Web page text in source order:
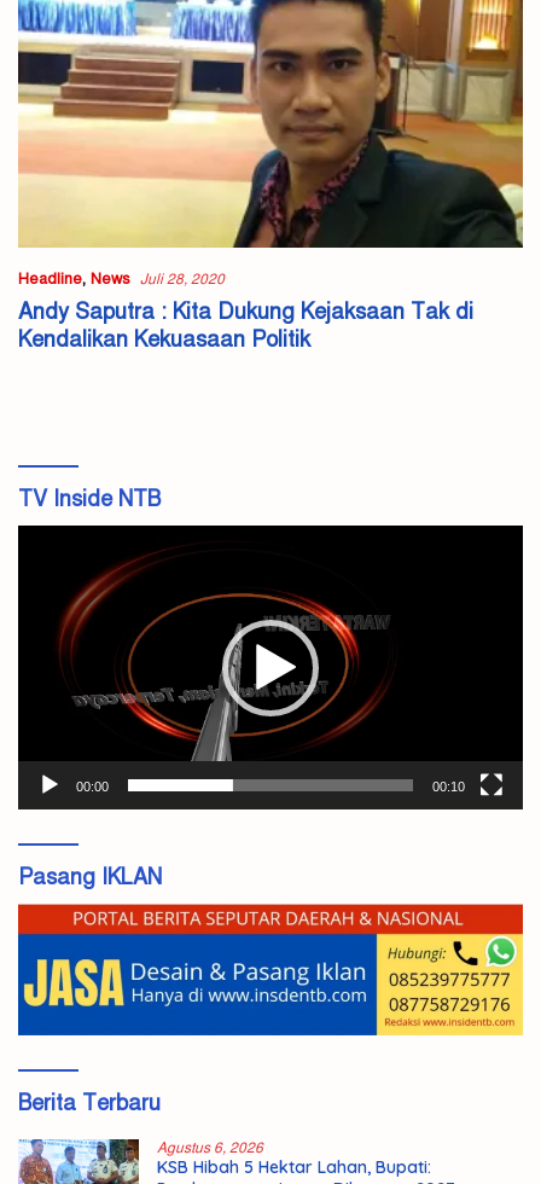
Headline, News Juli 28, 2020
Andy Saputra : Kita Dukung Kejaksaan Tak di
Kendalikan Kekuasaan Politik
TV Inside NTB
00:00 00:10
Pasang IKLAN
Berita Terbaru
Agustus 6, 2026
KSB Hibah 5 Hektar Lahan, Bupati: